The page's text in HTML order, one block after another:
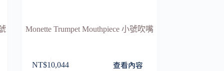
Monette Trumpet Mouthpiece 小號吹嘴
NT$10,044 查看內容